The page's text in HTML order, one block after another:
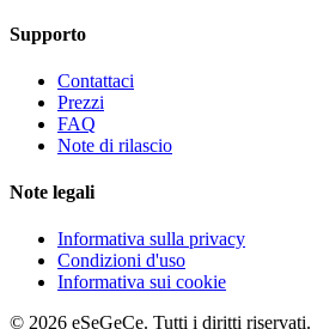
Supporto
Contattaci
Prezzi
FAQ
Note di rilascio
Note legali
Informativa sulla privacy
Condizioni d'uso
Informativa sui cookie
© 2026 eSeGeCe. Tutti i diritti riservati.